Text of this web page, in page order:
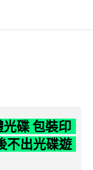
碟 包裝印
不出光碟遊